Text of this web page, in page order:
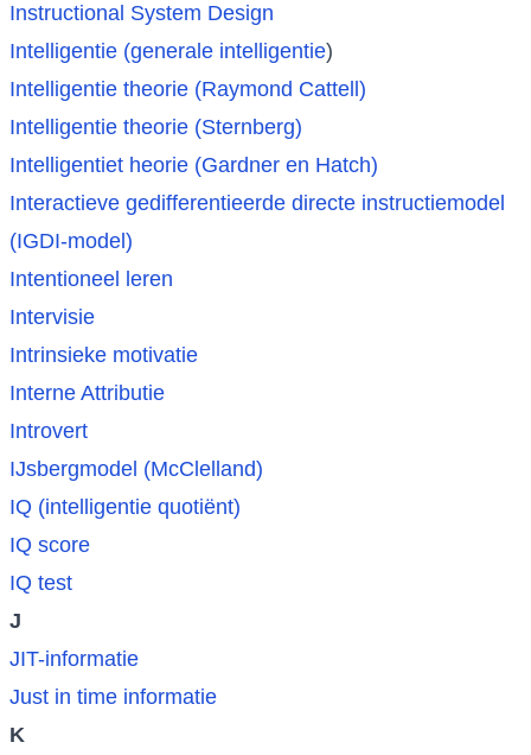
Instructional System Design
Intelligentie (generale intelligentie)
Intelligentie theorie (Raymond Cattell)
Intelligentie theorie (Sternberg)
Intelligentiet heorie (Gardner en Hatch)
Interactieve gedifferentieerde directe instructiemodel
(IGDI-model)
Intentioneel leren
Intervisie
Intrinsieke motivatie
Interne Attributie
Introvert
IJsbergmodel (McClelland)
IQ (intelligentie quotiënt)
IQ score
IQ test
J
JIT-informatie
Just in time informatie
K